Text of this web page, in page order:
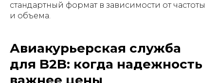
стандартный формат в зависимости от частоты
и объема.
Авиакурьерская служба
для B2B: когда надежность